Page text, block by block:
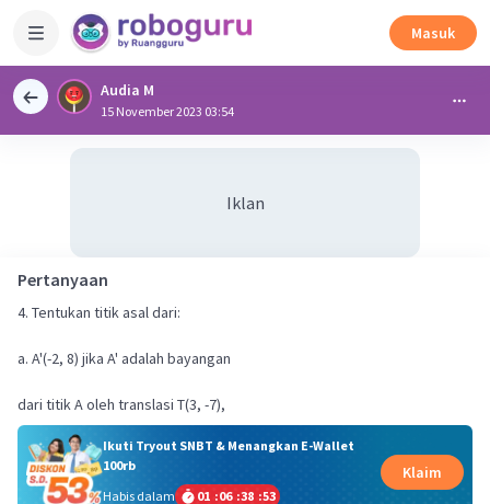
Masuk
Audia M
15 November 2023 03:54
Iklan
Pertanyaan
4. Tentukan titik asal dari:
a. A'(-2, 8) jika A' adalah bayangan
dari titik A oleh translasi T(3, -7),
Ikuti Tryout SNBT & Menangkan E-Wallet
100rb
Habis dalam
01 :06 :38 :53
Klaim